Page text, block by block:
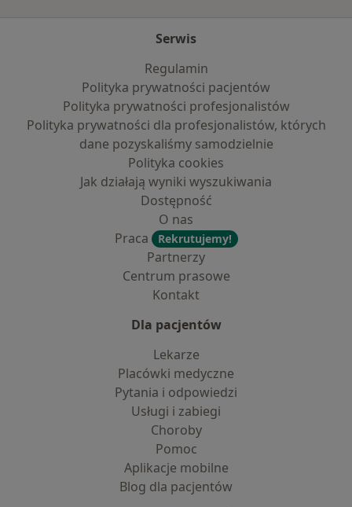
Serwis
Regulamin
Polityka prywatności pacjentów
Polityka prywatności profesjonalistów
Polityka prywatności dla profesjonalistów, których
dane pozyskaliśmy samodzielnie
Polityka cookies
Jak działają wyniki wyszukiwania
Dostępność
O nas
Praca
Rekrutujemy!
Partnerzy
Centrum prasowe
Kontakt
Dla pacjentów
Lekarze
Placówki medyczne
Pytania i odpowiedzi
Usługi i zabiegi
Choroby
Pomoc
Aplikacje mobilne
Blog dla pacjentów